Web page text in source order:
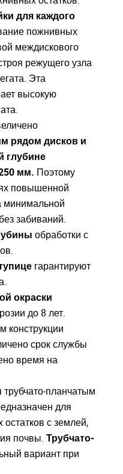
для каждого
пожнивных
междискового
режущего узла
Эта
высокую
рядом дисков и
глубине
мм. Поэтому
повышенной
минимальной
забиваний.
обработки с
гарантируют
окраски
до 8 лет.
конструкции
срок службы
время на
трубчато-планчатым
для
с землей,
почвы. Трубчато-
вариант при
и пароль
и пароль